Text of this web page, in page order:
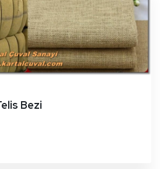
Bezi